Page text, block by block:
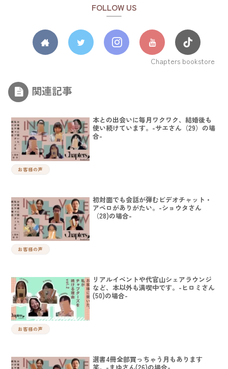
FOLLOW US
Chapters bookstore
関連記事
お客様の声
本との出会いに毎月ワクワク、結婚後も
使い続けています。-サエさん（29）の場
合-
お客様の声
初対面でも会話が弾むビデオチャット・
アペロがありがたい。-ショウタさん
（28)の場合-
お客様の声
リアルイベントや代官山シェアラウンジ
など、本以外も満喫中です。-ヒロミさん
(50)の場合-
選書4冊全部買っちゃう月もあります